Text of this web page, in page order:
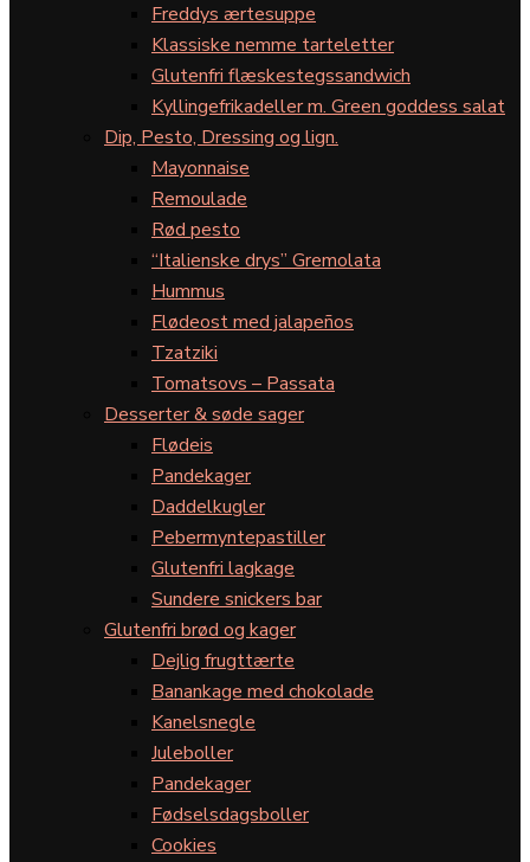
Freddys ærtesuppe
Klassiske nemme tarteletter
Glutenfri flæskestegssandwich
Kyllingefrikadeller m. Green goddess salat
Dip, Pesto, Dressing og lign.
Mayonnaise
Remoulade
Rød pesto
“Italienske drys” Gremolata
Hummus
Flødeost med jalapeños
Tzatziki
Tomatsovs – Passata
Desserter & søde sager
Flødeis
Pandekager
Daddelkugler
Pebermyntepastiller
Glutenfri lagkage
Sundere snickers bar
Glutenfri brød og kager
Dejlig frugttærte
Banankage med chokolade
Kanelsnegle
Juleboller
Pandekager
Fødselsdagsboller
Cookies